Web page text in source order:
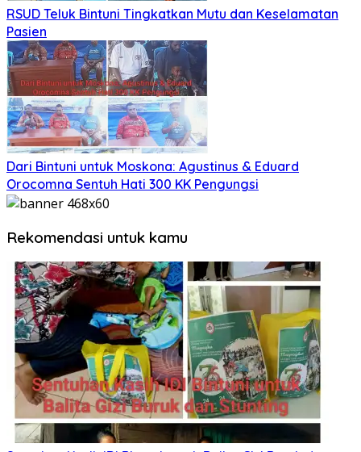
RSUD Teluk Bintuni Tingkatkan Mutu dan Keselamatan
Pasien
Dari Bintuni untuk Moskona: Agustinus & Eduard
Orocomna Sentuh Hati 300 KK Pengungsi
Rekomendasi untuk kamu